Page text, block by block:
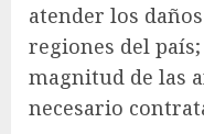
atender los
regiones del
magnitud de las
necesario